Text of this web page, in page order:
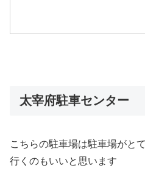
太宰府駐車センター
こちらの駐車場は駐車場がと
行くのもいいと思います